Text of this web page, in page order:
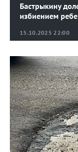
15.10.2025 22:00
Бастрыкину
избиением